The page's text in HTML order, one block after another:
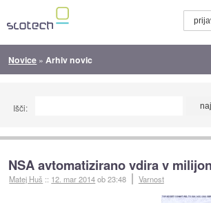
Novice » Arhiv novic
Išči:
NSA avtomatizirano vdira v
Matej Huš :: 12. mar 2014ob 23:48 Varnost